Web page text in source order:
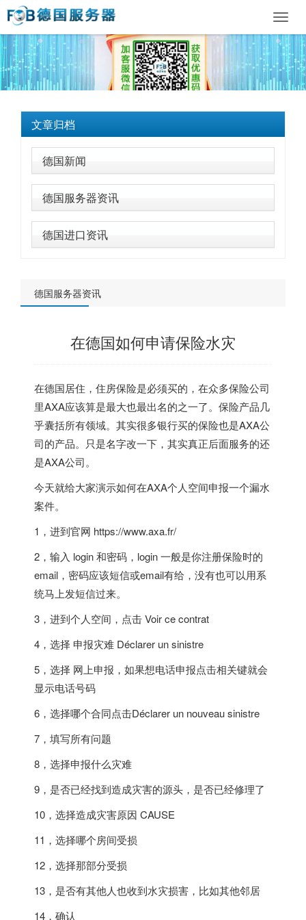
文章归档
德国新闻
德国服务器资讯
德国进口资讯
德国服务器资讯
在德国如何申请保险水灾
在德国居住，住房保险是必须买的，在众多保险公司
里AXA应该算是最大也最出名的之一了。​保险产品几
乎囊括所有领域。​其实很多银行买的保险也是AXA公
司的产品。​只是名字改一下，其实真正后面服务的还
是AXA公司。
今天就给大家演示如何在AXA个人空间申报一个漏水
案件​。
1，进到官网 https://www.axa.fr/
2，输入 login 和密码，login 一般是你注册保险时的
email，密码应该短信或email有给，没有也可以用系
统马上发短信过来。
3，进到个人空间，点击 Voir ce contrat
4，选择 申报灾难 Déclarer un sinistre
5，选择 网上申报，如果想电话申报点击相关键就会
显示电话号码
​6​，选择哪个合同点击Déclarer un nouveau sinistre
7，填写所有问题
8，选择申报什么灾难
9，是否已经找到造成灾害的源头，是否已经修理了
10，选择造成灾害原因 CAUSE
11，选择哪个房间受损
12，选择那部分受损
13，是否有其他人也收到水灾损害，比如其他邻居
14，确认